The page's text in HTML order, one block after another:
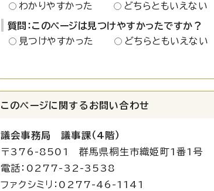
わかりやすかった
どちらともいえない
質問：このページは見つけやすかったですか？
見つけやすかった
どちらともいえない
このページに関する お問い合わせ
議会事務局 議事課（4階）
〒376-8501 群馬県桐生市織姫町1番1号
電話：0277-32-3538
ファクシミリ：0277-46-1141